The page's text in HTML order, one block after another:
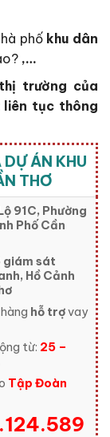
phố khu dân
,…
trường của
tục thông
ÁN KHU
THƠ
91C, Phường
Phố Cần
giám sát
Hồ Cảnh
hỗ trợvay
từ: 25 –
Tập Đoàn